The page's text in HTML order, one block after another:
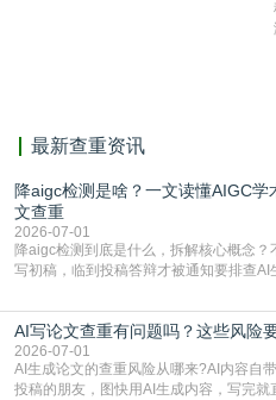
最新查重资讯
降aigc检测是啥？一文读懂AIGC
文查重
2026-07-01
降aigc检测到底是什么，拆解核心概念
写初稿，临到投稿答辩才被通知要排查AI
怕是已经入行的科研人员，不少人也搞
准。其实，降aigc检测是伴随AIGC工具
了满足现在高校、期刊对AI生
AI写论文查重有问题吗？这些风险
2026-07-01
AI生成论文的查重风险从哪来?AI内容自
投稿的朋友，图快用AI生成内容，写完就